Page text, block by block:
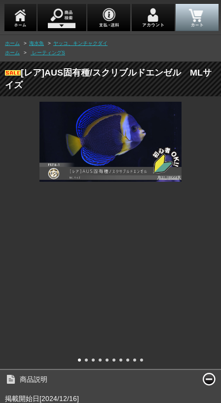
ホーム > 海水魚 > ヤッコ、キンチャクダイ
ホーム
> レーティングS
[レア]AUS固有種/スクリブルドエンゼル MLサ
イズ
商品説明
掲載開始日[2024/12/16]